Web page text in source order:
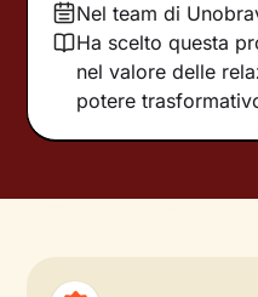
Nel team di
Ha scelto questa
nel valore delle
potere